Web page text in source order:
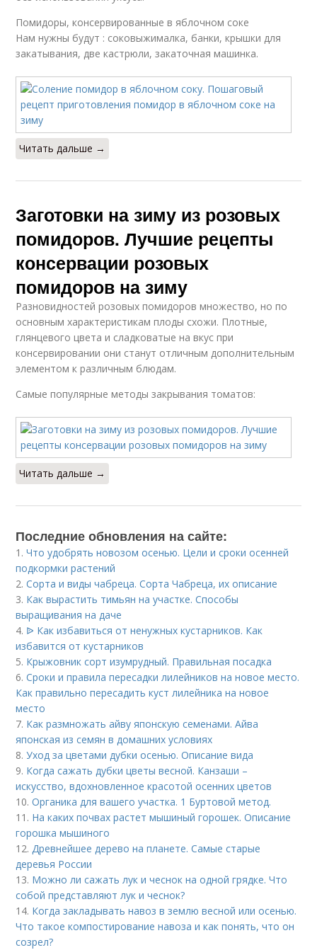
Помидоры, консервированные в яблочном соке
Нам нужны будут : соковыжималка, банки, крышки для
закатывания, две кастрюли, закаточная машинка.
Читать дальше →
Заготовки на зиму из розовых
помидоров. Лучшие рецепты
консервации розовых
помидоров на зиму
Разновидностей розовых помидоров множество, но по
основным характеристикам плоды схожи. Плотные,
глянцевого цвета и сладковатые на вкус при
консервировании они станут отличным дополнительным
элементом к различным блюдам.
Самые популярные методы закрывания томатов:
Читать дальше →
Последние обновления на сайте:
1.Что удобрять новозом осенью. Цели и сроки осенней
подкормки растений
2.Сорта и виды чабреца. Сорта Чабреца, их описание
3. Как вырастить тимьян на участке. Способы
выращивания на даче
4. ᐉ Как избавиться от ненужных кустарников. Как
избавится от кустарников
5. Крыжовник сорт изумрудный. Правильная посадка
6.Сроки и правила пересадки лилейников на новое место.
Как правильно пересадить куст лилейника на новое
место
7. Как размножать айву японскую семенами. Айва
японская из семян в домашних условиях
8.Уход за цветами дубки осенью. Описание вида
9. Когда сажать дубки цветы весной. Канзаши –
искусство, вдохновленное красотой осенних цветов
10.Органика для вашего участка. 1 Буртовой метод.
11. На каких почвах растет мышиный горошек. Описание
горошка мышиного
12.Древнейшее дерево на планете. Самые старые
деревья России
13. Можно ли сажать лук и чеснок на одной грядке. Что
собой представляют лук и чеснок?
14. Когда закладывать навоз в землю весной или осенью.
Что такое компостирование навоза и как понять, что он
созрел?